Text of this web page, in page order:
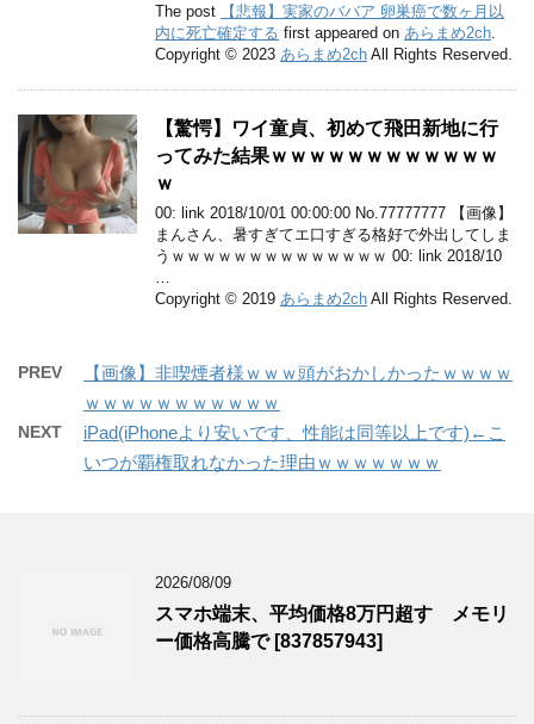
The post
【悲報】実家のババア 卵巣癌で数ヶ月以
内に死亡確定する first appeared on あらまめ2ch
Copyright © 2023 あらまめ2ch All Rights Reserved.
【驚愕】ワイ童貞、初めて飛田新地に行
ってみた結果ｗｗｗｗｗｗｗｗｗｗｗｗ
ｗ
00: link 2018/10/01 00:00:00 No.77777777 【画像】
まんさん、暑すぎてエ口すぎる格好で外出してしま
うｗｗｗｗｗｗｗｗｗｗｗｗｗｗ 00: link 2018/10
Copyright © 2019 あらまめ2ch All Rights Reserved.
PREV
【画像】非喫煙者様ｗｗｗ頭がおかしかったｗｗｗｗ
ｗｗｗｗｗｗｗｗｗｗｗ
NEXT
iPad(iPhoneより安いです、性能は同等以上です)←こ
いつが覇権取れなかった理由ｗｗｗｗｗｗｗ
2026/08/09
スマホ端末、平均価格8万円超す メモリ
ー価格高騰で [837857943]